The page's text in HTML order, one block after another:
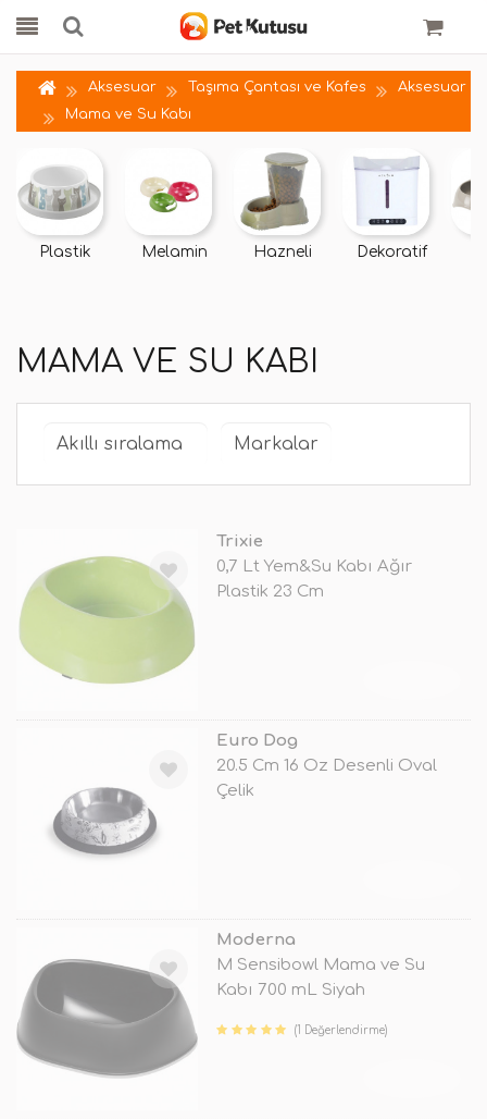
Aksesuar Taşıma Çantası ve Kafes
Aksesuar
Mama ve Su Kabı
Plastik Melamin Hazneli Dekoratif
MAMA VE SU KABI
Trixie
0,7 Lt Yem&Su Kabı Ağır
Plastik 23 Cm
Euro Dog
20.5 Cm 16 Oz Desenli Oval
Çelik
Moderna
M Sensibowl Mama ve Su
Kabı 700 mL Siyah
(1 Değerlendirme)